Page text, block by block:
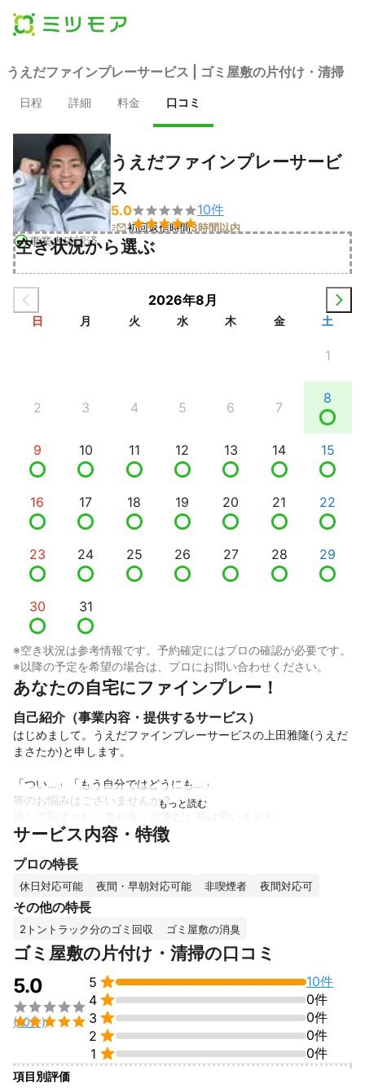
うえだファインプレーサービス | ゴミ屋敷の片付け・清掃
日程 詳細 料金 口コミ
事業者確認済
うえだファインプレーサービ
ス
5.0

10件
初回返信時間3時間以内
空き状況から選ぶ
2026年8月
日 月 火 水 木 金 土
1
2 3 4 5 6 7
8
9 10 11 12 13 14 15
16 17 18 19 20 21 22
23 24 25 26 27 28 29
30 31
※空き状況は参考情報です。予約確定にはプロの確認が必要です。
※以降の予定を希望の場合は、プロにお問い合わせください。
あなたの自宅にファインプレー！
自己紹介（事業内容・提供するサービス）
はじめまして。うえだファインプレーサービスの上田雅隆(うえだ
まさたか)と申します。
「つい…」「もう自分ではどうにも…」
等のお悩みはございませんか？
日々の生活の中で疲れが溜まり、ついつい
でもある事だと思います！
私が責任を持ちキレイにさせて頂き、また素敵なお部屋を一緒に
取り戻しませんか！？
清掃後は掃除機やモップ等で床のクリーニングを出来る範囲内で
させて頂きます！
是非ご依頼頂けたらと存じます！
ご依頼の程お待ちしております！！
これまでの実績
現在は建築業の経験も活かして現状復旧や修繕を行い、活動の幅
を広げております。
便利屋としては3年目になります。
サービス内容・特徴
プロの特長
休日対応可能 夜間・早朝対応可能 非喫煙者 夜間対応可
その他の特長
2トントラック分のゴミ回収 ゴミ屋敷の消臭
ゴミ屋敷の片付け・清掃の口コミ
5.0


(10件)
5 
10件
4 
0件
3 
0件
2 
0件
1  0件
項目別評価